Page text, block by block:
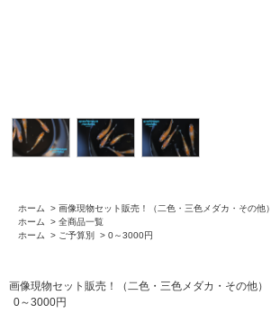
ホーム > 画像現物セット販売！（二色・三色メダカ・その他）
ホーム
> 全商品一覧
ホーム
> ご予算別 > 0～3000円
画像現物セット販売！（二色・三色メダカ・その他）
0～3000円